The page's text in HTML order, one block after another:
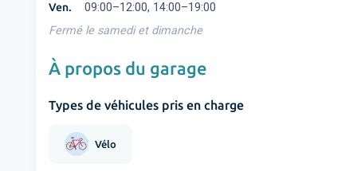
Ven.
09:00–12:00, 14:00–19:00
Fermé le samedi et dimanche
À propos du garage
Types de véhicules pris en charge
Vélo